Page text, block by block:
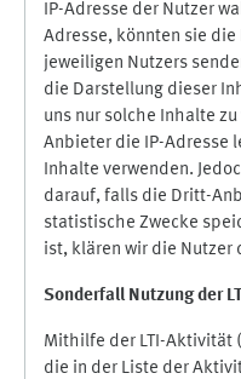
IP-Adresse der Nutzer
Adresse, könnten sie
jeweiligen Nutzers
die Darstellung dieser
uns nur solche Inhalte
Anbieter die IP-Adresse
Inhalte verwenden.
darauf, falls die Dritt-
statistische Zwecke
ist, klären wir die Nutzer
Sonderfall Nutzung der
Mithilfe der LTI-Aktivität
die in der Liste der